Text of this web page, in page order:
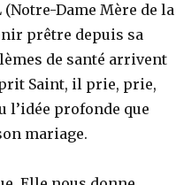
Dame Mère de la
prêtre depuis sa
de santé arrivent
Saint, il prie, prie,
l’idée profonde que
mariage.